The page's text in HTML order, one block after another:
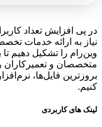
در پی افزایش تعداد
نیاز به ارائه خدمات
وین‌رام را تشکیل دهیم تا
متخصصان و تعمیرکاران
بروزترین فایل‌ها،
کنیم.
لینک های کاربردی